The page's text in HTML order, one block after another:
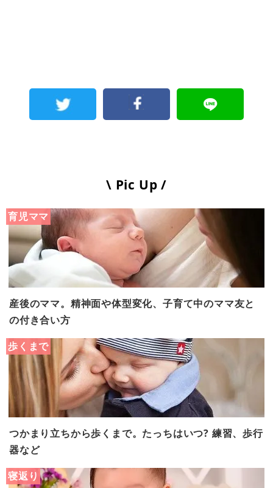
\ Pic Up /
育児ママ
産後のママ。精神面や体型変化、子育て中のママ友と
の付き合い方
歩くまで
つかまり立ちから歩くまで。たっちはいつ? 練習、歩行
器など
寝返り